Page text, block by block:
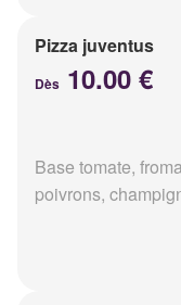
Pizza juventus
Dès 10.00 €
Base tomate,
poivrons,